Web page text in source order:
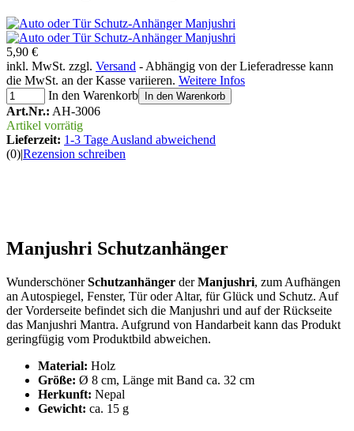
5,90 €
inkl. MwSt. zzgl. Versand - Abhängig von der Lieferadresse kann
die MwSt. an der Kasse variieren. Weitere Infos
In den Warenkorb
In den Warenkorb
Art.Nr.: AH-3006
Artikel vorrätig
Lieferzeit: 1-3 Tage Ausland abweichend
(0)|Rezension schreiben
Manjushri Schutzanhänger
WunderschönerSchutzanhänger derManjushri, zum Aufhängen
an Autospiegel, Fenster, Tür oder Altar, für Glück und Schutz. Auf
der Vorderseite befindet sich die Manjushri und auf der Rückseite
das Manjushri Mantra. Aufgrund von Handarbeit kann das Produkt
geringfügig vom Produktbild abweichen.
Material: Holz
Größe: Ø 8 cm, Länge mit Band ca. 32 cm
Herkunft: Nepal
Gewicht: ca. 15 g